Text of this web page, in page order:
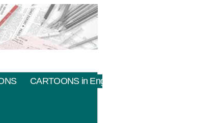
CARTOONS in English